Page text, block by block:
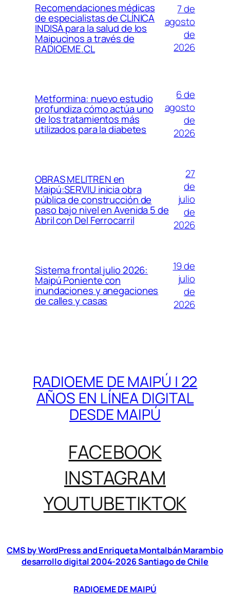
Recomendaciones médicas
de especialistas de CLÍNICA
INDISA para la salud de los
Maipucinos a través de
RADIOEME.CL
7 de
agosto
de
2026
Metformina: nuevo estudio
profundiza cómo actúa uno
de los tratamientos más
utilizados para la diabetes
6 de
agosto
de
2026
OBRAS MELITREN en
Maipú:SERVIU inicia obra
pública de construcción de
paso bajo nivel en Avenida 5 de
Abril con Del Ferrocarril
27
de
julio
de
2026
Sistema frontal julio 2026:
Maipú Poniente con
inundaciones y anegaciones
de calles y casas
19 de
julio
de
2026
RADIOEME DE MAIPÚ | 22
AÑOS EN LÍNEA DIGITAL
DESDE MAIPÚ
FACEBOOK
INSTAGRAM
YOUTUBETIKTOK
CMS by WordPress and Enriqueta Montalbán Marambio
desarrollo digital 2004-2026 Santiago de Chile
RADIOEME DE MAIPÚ